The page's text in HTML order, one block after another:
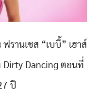
รานเชส “เบบี้” เฮาส์
Dirty Dancing ตอนที่
ปี